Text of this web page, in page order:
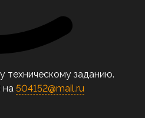
техническому заданию.
на 504152@mail.ru